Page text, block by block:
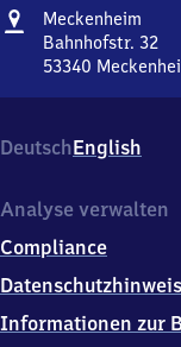
Adresse
Meckenheim
Bahnhofstr. 32
53340
32,
5
3
0
Meckenheim
DeutschEnglish
Analyse verwalten
Compliance
Informationen zur